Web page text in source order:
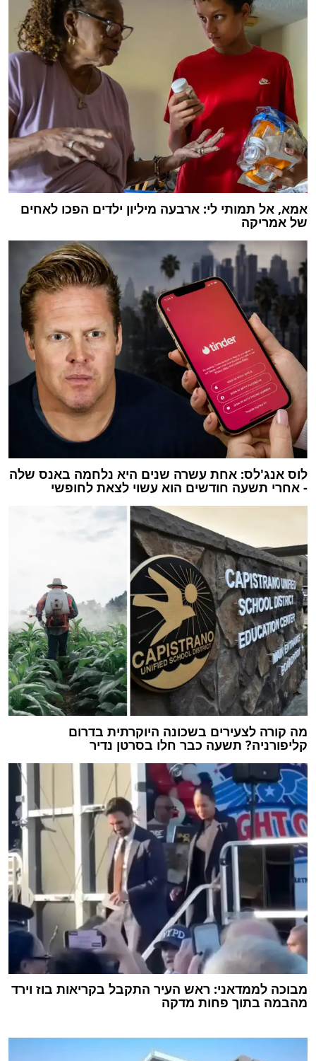
אמא, אל תמותי לי: ארבעה מיליון ילדים הפכו לאחים
של אמריקה
לוס אנג'לס: אחת עשרה שנים היא נלחמה באנס שלה
- אחרי תשעה חודשים הוא עשוי לצאת לחופשי
מה קורה לצעירים בשכונה היוקרתית בדרום
קליפורניה? תשעה כבר חלו בסרטן נדיר
מבוכה לממדאני: ראש העיר התקבל בקריאות בוז וירד
מהבמה בתוך פחות מדקה